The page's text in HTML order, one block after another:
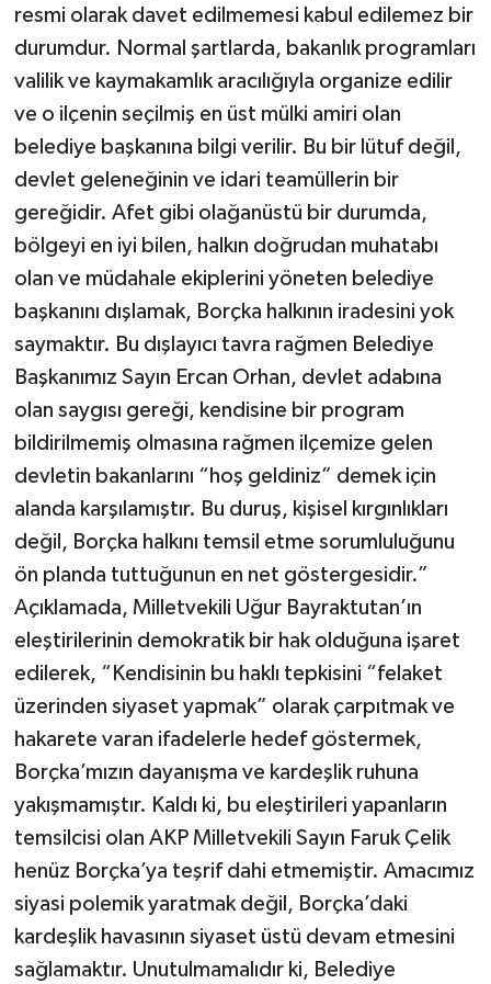
resmi olarak davet edilmemesi kabul edilemez bir
durumdur. Normal şartlarda, bakanlık programları
valilik ve kaymakamlık aracılığıyla organize edilir
ve o ilçenin seçilmiş en üst mülki amiri olan
belediye başkanına bilgi verilir. Bu bir lütuf değil,
devlet geleneğinin ve idari teamüllerin bir
gereğidir. Afet gibi olağanüstü bir durumda,
bölgeyi en iyi bilen, halkın doğrudan muhatabı
olan ve müdahale ekiplerini yöneten belediye
başkanını dışlamak, Borçka halkının iradesini yok
saymaktır. Bu dışlayıcı tavra rağmen Belediye
Başkanımız Sayın Ercan Orhan, devlet adabına
olan saygısı gereği, kendisine bir program
bildirilmemiş olmasına rağmen ilçemize gelen
devletin bakanlarını “hoş geldiniz” demek için
alanda karşılamıştır. Bu duruş, kişisel kırgınlıkları
değil, Borçka halkını temsil etme sorumluluğunu
ön planda tuttuğunun en net göstergesidir.”
Açıklamada, Milletvekili Uğur Bayraktutan’ın
eleştirilerinin demokratik bir hak olduğuna işaret
edilerek, “Kendisinin bu haklı tepkisini “felaket
üzerinden siyaset yapmak” olarak çarpıtmak ve
hakarete varan ifadelerle hedef göstermek,
Borçka’mızın dayanışma ve kardeşlik ruhuna
yakışmamıştır. Kaldı ki, bu eleştirileri yapanların
temsilcisi olan AKP Milletvekili Sayın Faruk Çelik
henüz Borçka’ya teşrif dahi etmemiştir. Amacımız
siyasi polemik yaratmak değil, Borçka’daki
kardeşlik havasının siyaset üstü devam etmesini
sağlamaktır. Unutulmamalıdır ki, Belediye